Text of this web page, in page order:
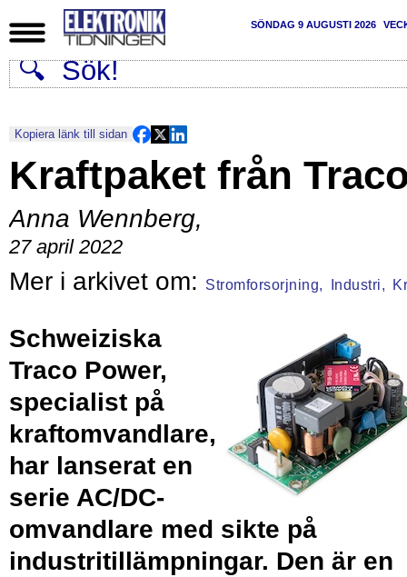
SÖNDAG 9 AUGUSTI 2026
Kopiera länk till sidan
Kraftpaket från
Anna Wennberg,
27 april 2022
Stromforsorjning, Industri,
Schweiziska
Traco Power,
specialist på
kraftomvandlare,
har lanserat en
serie AC/DC-
omvandlare med sikte på
industritillämpningar. Den är en